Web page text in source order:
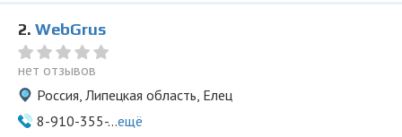
2. WebGrus
нет отзывов
Россия, Липецкая область, Елец
8-910-355-...ещё